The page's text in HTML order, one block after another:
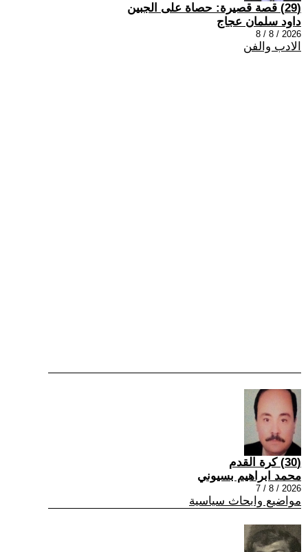
(29) قصة قصيرة: حصاة على الجبين
داود سلمان عجاج
2026 / 8 / 8
الادب والفن
(30) كرة القدم
محمد ابراهيم بسيوني
2026 / 8 / 7
مواضيع وابحاث سياسية